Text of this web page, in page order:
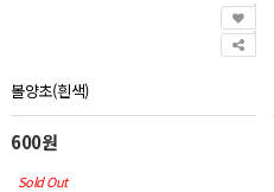
볼양초(흰색)
600원
Sold Out